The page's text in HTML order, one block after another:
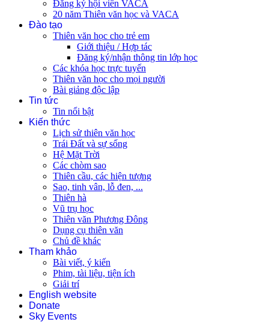
Đăng ký hội viên VACA
20 năm Thiên văn học và VACA
Đào tạo
Thiên văn học cho trẻ em
Giới thiệu / Hợp tác
Đăng ký/nhận thông tin lớp học
Các khóa học trực tuyến
Thiên văn học cho mọi người
Bài giảng độc lập
Tin tức
Tin nổi bật
Kiến thức
Lịch sử thiên văn học
Trái Đất và sự sống
Hệ Mặt Trời
Các chòm sao
Thiên cầu, các hiện tượng
Sao, tinh vân, lỗ đen, ...
Thiên hà
Vũ trụ học
Thiên văn Phương Đông
Dụng cụ thiên văn
Chủ đề khác
Tham khảo
Bài viết, ý kiến
Phim, tài liệu, tiện ích
Giải trí
English website
Donate
Sky Events